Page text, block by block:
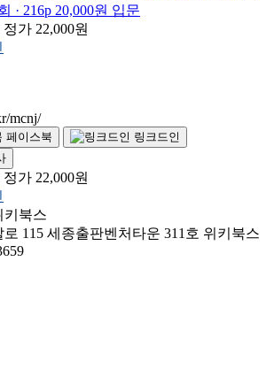
· 216p 20,000원 입문
가 22,000원
mcnj/
페이스북
링크드인
가 22,000원
키북스
115 세종출판벤처타운 311호 위키북스